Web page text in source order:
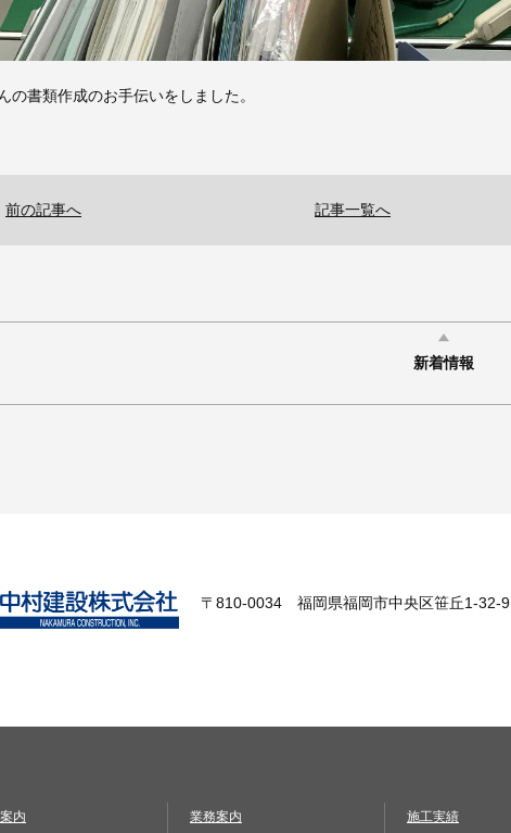
の書類作成のお手伝いをしました。
前の記事へ 記事一覧へ
新着情報
〒810-0034 福岡県福岡市中央区笹丘1-32-9
内 業務案内 施工実績